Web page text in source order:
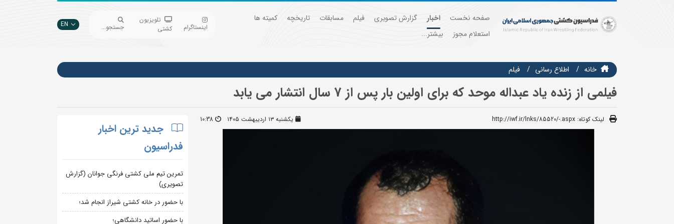
صفحه نخست اخبار گزارش تصویری فیلم مسابقات تاریخچه
کمیته ها
استعلام مجوز
بیشتر...
اینستاگرام
تلویزیون
کشتی
جستجو... EN
خانه اطلاع رسانی فيلم
فیلمی از زنده یاد عبداله موحد که برای اولین بار پس از 7 سال انتشار می یابد
لینک کوتاه: http://iwf.ir/lnks/85520/-.aspx یکشنبه ۱۳ اردیبهشت ۱۴۰۵ 10:38
جدید ترین اخبار
فدراسیون
تمرین تیم ملی کشتی فرنگی جوانان (گزارش
تصویری)
با حضور در خانه کشتی شیراز انجام شد؛
با حضور اساتید دانشگاهی؛